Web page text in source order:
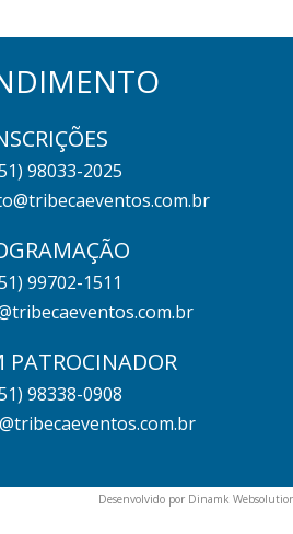
98033-2025
99702-1511
PATROCINADOR
98338-0908
Desenvolvido por Dinamk